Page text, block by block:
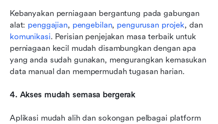
Kebanyakan perniagaan bergantung pada gabungan
alat: penggajian, pengebilan, pengurusan projek
komunikasi. Perisian penjejakan masa terbaik untuk
perniagaan kecil mudah disambungkan dengan apa
yang anda sudah gunakan, mengurangkan kemasukan
data manual dan mempermudah tugasan harian.
4. Akses mudah semasa bergerak
Aplikasi mudah alih dan sokongan pelbagai platform